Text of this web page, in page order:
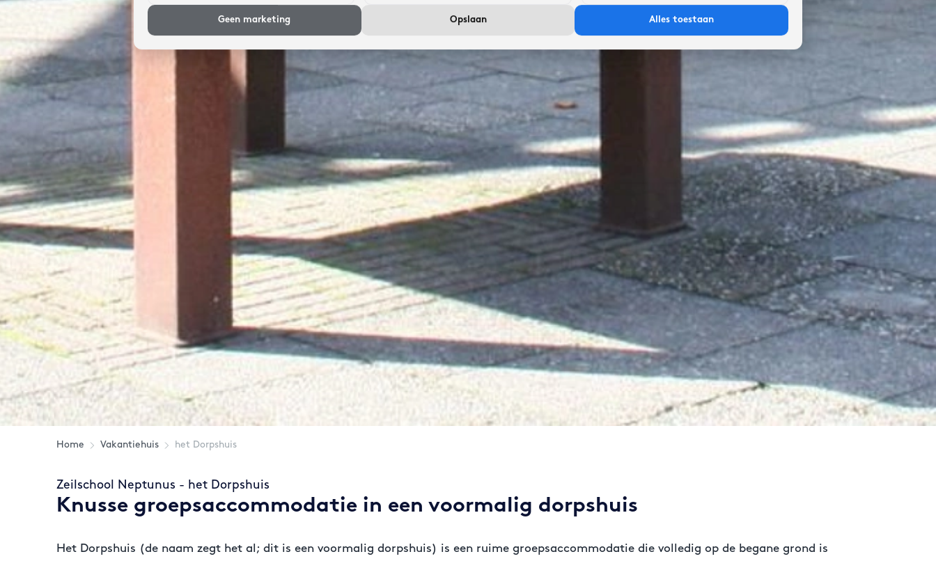
Home Vakantiehuis het Dorpshuis
Zeilschool Neptunus - het Dorpshuis
Knusse groepsaccommodatie in een voormalig dorpshuis
Het Dorpshuis (de naam zegt het al; dit is een voormalig dorpshuis) is een ruime groepsaccommodatie die volledig op de begane grond is
Geen marketing Opslaan Alles toestaan